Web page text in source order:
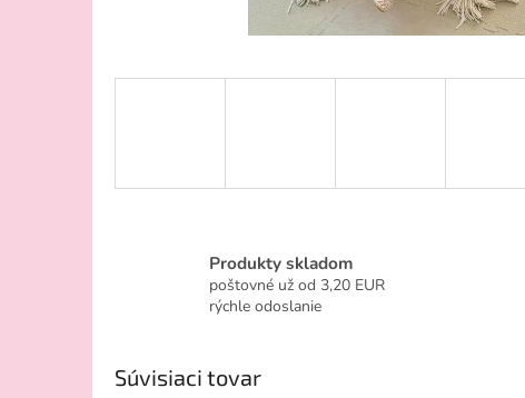
Produkty skladom
poštovné už od 3,20 EUR
rýchle odoslanie
Súvisiaci tovar